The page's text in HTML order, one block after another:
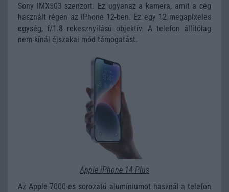
Sony IMX503 szenzort. Ez ugyanaz a kamera, amit a cég
használt régen az iPhone 12-ben. Ez egy 12 megapixeles
egység, f/1.8 rekesznyílású objektív. A telefon állítólag
nem kínál éjszakai mód támogatást.
Apple iPhone 14 Plus
Az Apple 7000-es sorozatú alumíniumot használ a telefon